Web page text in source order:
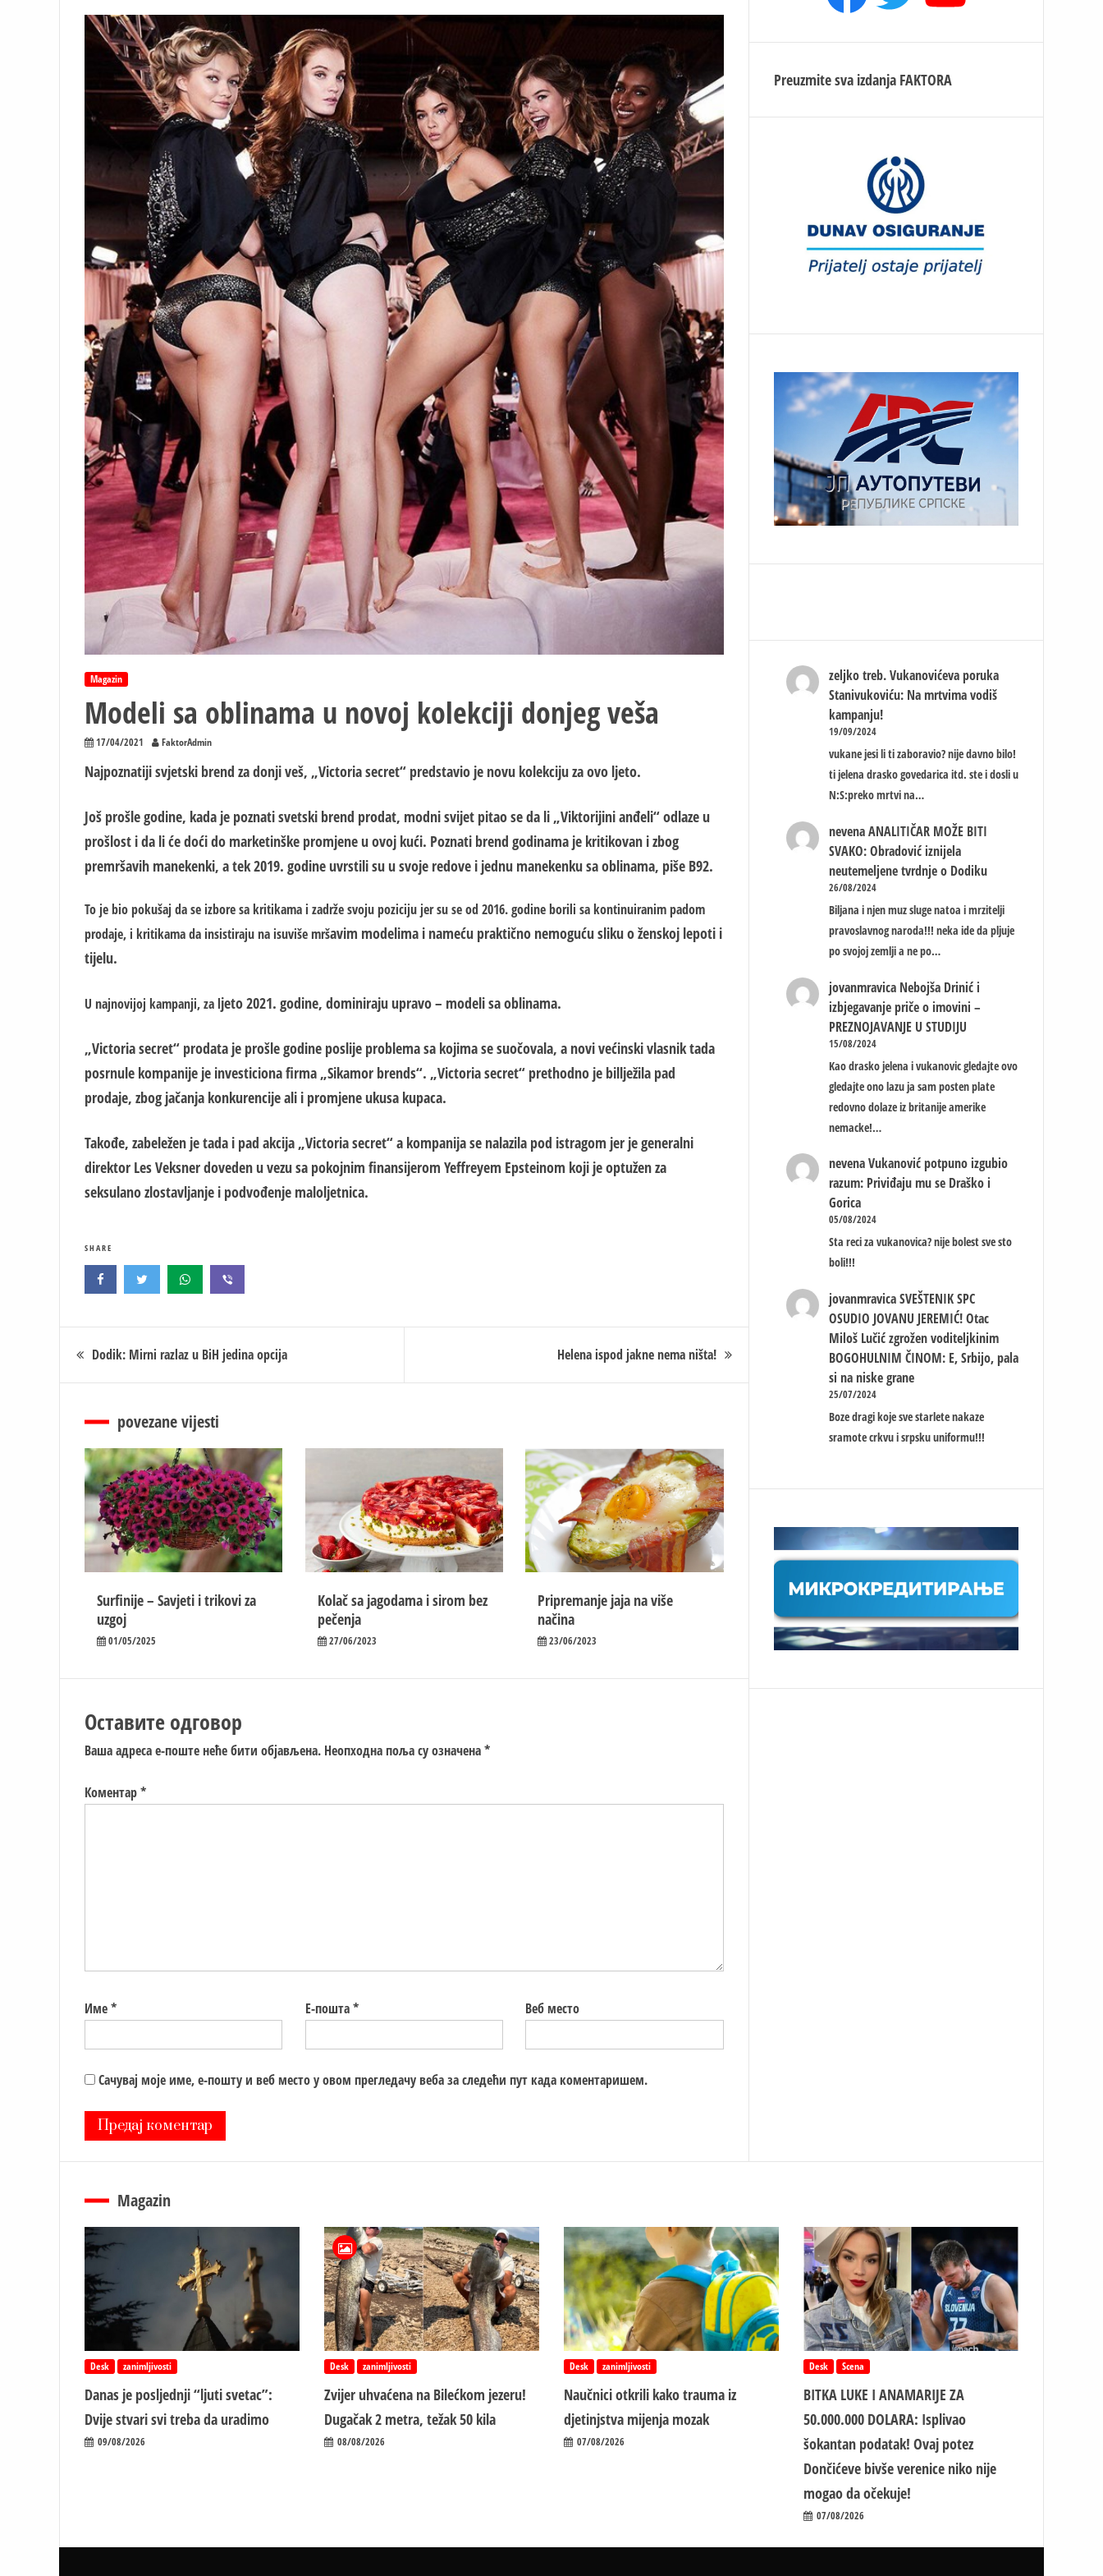
Magazin
Modeli sa oblinama u novoj kolekciji donjeg veša
17/04/2021 FaktorAdmin
Najpoznatiji svjetski brend za donji veš, „Victoria secret“ predstavio je novu kolekciju za ovo ljeto.
Još prošle godine, kada je poznati svetski brend prodat, modni svijet pitao se da li „Viktorijini anđeli“ odlaze u
prošlost i da li će doći do marketinške promjene u ovoj kući. Poznati brend godinama je kritikovan i zbog
premršavih manekenki, a tek 2019. godine uvrstili su u svoje redove i jednu manekenku sa oblinama, piše B92.
To je bio pokušaj da se izbore sa kritikama i zadrže svoju poziciju jer su se od 2016. godine borili sa kontinuiranim padom
prodaje, i kritikama da insistiraju na isuviše mršavim modelima i nameću praktično nemoguću sliku o ženskoj lepoti i
tijelu.
U najnovijoj kampanji, za ljeto 2021. godine, dominiraju upravo – modeli sa oblinama.
„Victoria secret“ prodata je prošle godine poslije problema sa kojima se suočovala, a novi većinski vlasnik tada
posrnule kompanije je investiciona firma „Sikamor brends“. „Victoria secret“ prethodno je billježila pad
prodaje, zbog jačanja konkurencije ali i promjene ukusa kupaca.
Takođe, zabeležen je tada i pad akcija „Victoria secret“ a kompanija se nalazila pod istragom jer je generalni
direktor Les Veksner doveden u vezu sa pokojnim finansijerom Yeffreyem Epsteinom koji je optužen za
seksulano zlostavljanje i podvođenje maloljetnica.
SHARE
Кретање
чланка
Dodik: Mirni razlaz u BiH jedina opcija Helena ispod jakne nema ništa!
povezane vijesti
Surfinije – Savjeti i trikovi za
uzgoj
01/05/2025
Kolač sa jagodama i sirom bez
pečenja
27/06/2023
Pripremanje jaja na više
načina
23/06/2023
Оставите одговор
Ваша адреса е-поште неће бити објављена. Неопходна поља су означена*
Коментар*
Име* Е-пошта* Веб место
Сачувај моје име, е-пошту и веб место у овом прегледачу веба за следећи пут када коментаришем.
Preuzmite sva izdanja FAKTORA
zeljko treb. Vukanovićeva poruka
Stanivukoviću: Na mrtvima vodiš
kampanju!
19/09/2024
vukane jesi li ti zaboravio? nije davno bilo!
ti jelena drasko govedarica itd. ste i dosli u
N:S:preko mrtvi na…
nevena ANALITIČAR MOŽE BITI
SVAKO: Obradović iznijela
neutemeljene tvrdnje o Dodiku
26/08/2024
Biljana i njen muz sluge natoa i mrzitelji
pravoslavnog naroda!!! neka ide da pljuje
po svojoj zemlji a ne po…
jovanmravica Nebojša Drinić i
izbjegavanje priče o imovini –
PREZNOJAVANJE U STUDIJU
15/08/2024
Kao drasko jelena i vukanovic gledajte ovo
gledajte ono lazu ja sam posten plate
redovno dolaze iz britanije amerike
nemacke!…
nevena Vukanović potpuno izgubio
razum: Priviđaju mu se Draško i
Gorica
05/08/2024
Sta reci za vukanovica? nije bolest sve sto
boli!!!
jovanmravica SVEŠTENIK SPC
OSUDIO JOVANU JEREMIĆ! Otac
Miloš Lučić zgrožen voditeljkinim
BOGOHULNIM ČINOM: E, Srbijo, pala
si na niske grane
25/07/2024
Boze dragi koje sve starlete nakaze
sramote crkvu i srpsku uniformu!!!
Magazin
Desk zanimljivosti
Danas je posljednji “ljuti svetac”:
Dvije stvari svi treba da uradimo
09/08/2026
Desk zanimljivosti
Zvijer uhvaćena na Bilećkom jezeru!
Dugačak 2 metra, težak 50 kila
08/08/2026
Desk zanimljivosti
Naučnici otkrili kako trauma iz
d‌jetinjstva mijenja mozak
07/08/2026
Desk Scena
BITKA LUKE I ANAMARIJE ZA
50.000.000 DOLARA: Isplivao
šokantan podatak! Ovaj potez
Dončićeve bivše verenice niko nije
mogao da očekuje!
07/08/2026